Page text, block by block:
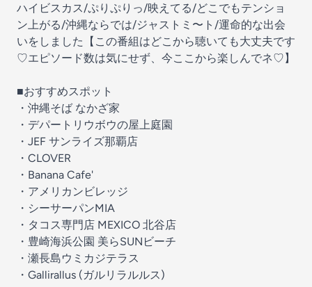
ハイビスカス/ぷりぷりっ/映えてる/どこでもテンショ
ン上がる/沖縄ならでは/ジャストミ〜ト/運命的な出会
いをしました【この番組はどこから聴いても大丈夫です
♡エピソード数は気にせず、今ここから楽しんでネ♡】
■おすすめスポット
・沖縄そば なかざ家
・デパートリウボウの屋上庭園
・JEF サンライズ那覇店
・CLOVER
・Banana Cafe'
・アメリカンビレッジ
・シーサーパンMIA
・タコス専門店 MEXICO 北谷店
・豊崎海浜公園 美らSUNビーチ
・瀬長島ウミカジテラス
・Gallirallus (ガルリラルルス)